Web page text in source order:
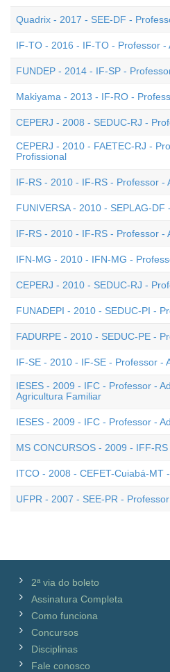
Quadrix - 2017 - SEE-DF -
IF-TO - 2016 - IF-TO - Professor -
FUNDEP - 2014 - IF-SP -
Makiyama - 2013 - IF-RO -
CEPERJ - 2008 - SEDUC-RJ -
CEPERJ - 2010 - FAETEC-RJ -
Profissional
IF-RS - 2010 - IF-RS - Professor -
FUNIVERSA - 2010 - SEPLAG-
IF-RS - 2010 - IF-RS - Professor -
IFN-MG - 2010 - IFN-MG -
CEPERJ - 2010 - SEDUC-RJ -
FUNADEPI - 2010 - SEDUC-PI -
FADURPE - 2010 - SEDUC-PE -
IF-SE - 2010 - IF-SE - Professor -
IESES - 2009 - IFC - Professor -
Agricultura Familiar
IESES - 2009 - IFC - Professor -
MS CONCURSOS - 2009 - IFF-
ITCO - 2008 - CEFET-Cuiabá-MT
UFPR - 2007 - SEE-PR -
2ª via do boleto
Assinatura Completa
Como funciona
Concursos
Disciplinas
Fale conosco